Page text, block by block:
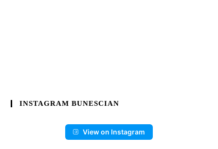
INSTAGRAM BUNESCIAN
View on Instagram